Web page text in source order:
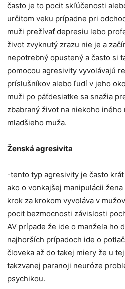
často je to pocit skľúčenosti
určitom veku prípadne pri
muži prežívať depresiu lebo
život zvyknutý zrazu nie je a
nepotrebný opustený a často si
pomocou agresivity vyvolávajú
príslušníkov alebo ľudí v jeho
muži po päťdesiatke sa snažia
zbabraný život na niekoho iného
mladšieho muža.
Ženská agresivita
-tento typ agresivity je často
ako o vonkajšej manipulácii
krok za krokom vyvoláva v
pocit bezmocnosti závislosti
AV prípade že ide o manžela ho
najhorších prípadoch ide o
človeka až do takej miery že u
takzvanej paranoji neuróze
psychikou.